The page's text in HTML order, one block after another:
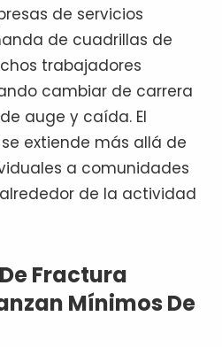
de servicios
de cuadrillas de
trabajadores
cambiar de carrera
auge y caída. El
extiende más allá de
a comunidades
de la actividad
Fractura
Mínimos De